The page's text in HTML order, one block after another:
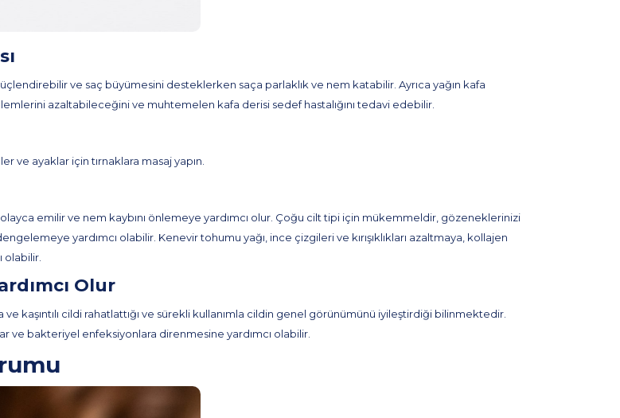
ve saç büyümesini desteklerken saça parlaklık ve nem katabilir. Ayrıca yağın kafa
azaltabileceğini ve muhtemelen kafa derisi sedef hastalığını tedavi edebilir.
ve ayaklar için tırnaklara masaj yapın.
emilir ve nem kaybını önlemeye yardımcı olur. Çoğu cilt tipi için mükemmeldir, gözeneklerinizi
yardımcı olabilir. Kenevir tohumu yağı, ince çizgileri ve kırışıklıkları azaltmaya, kollajen
olabilir.
Olur
kaşıntılı cildi rahatlattığı ve sürekli kullanımla cildin genel görünümünü iyileştirdiği bilinmektedir.
ve bakteriyel enfeksiyonlara direnmesine yardımcı olabilir.